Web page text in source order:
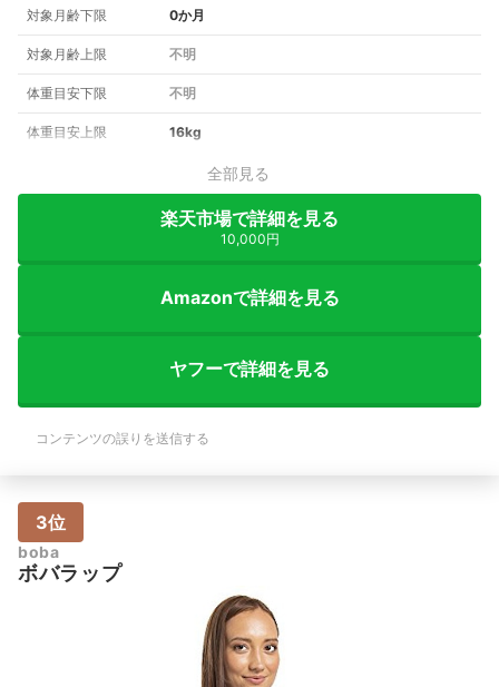
対象月齢下限 0か月
対象月齢上限 不明
体重目安下限 不明
体重目安上限 16kg
全部見る
楽天市場で詳細を見る
10,000円
Amazonで詳細を見る
ヤフーで詳細を見る
コンテンツの誤りを送信する
3位
boba
ボバラップ